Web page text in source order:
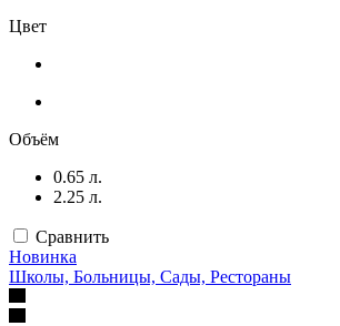
Цвет
Объём
0.65 л.
2.25 л.
Сравнить
Новинка
Школы, Больницы, Сады, Рестораны